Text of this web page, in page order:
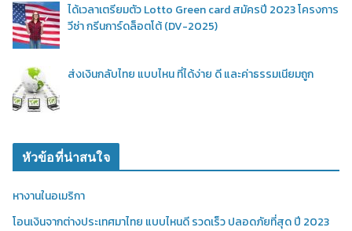
ได้เวลาเตรียมตัว Lotto Green card สมัครปี 2023 โครงการ
วีซ่า กรีนการ์ดล็อตโต้ (DV-2025)
ส่งเงินกลับไทย แบบไหน ที่ได้ง่าย ดี และค่าธรรมเนียมถูก
หัวข้อที่น่าสนใจ
หางานในอเมริกา
โอนเงินจากต่างประเทศมาไทย แบบไหนดี รวดเร็ว ปลอดภัยที่สุด ปี 2023